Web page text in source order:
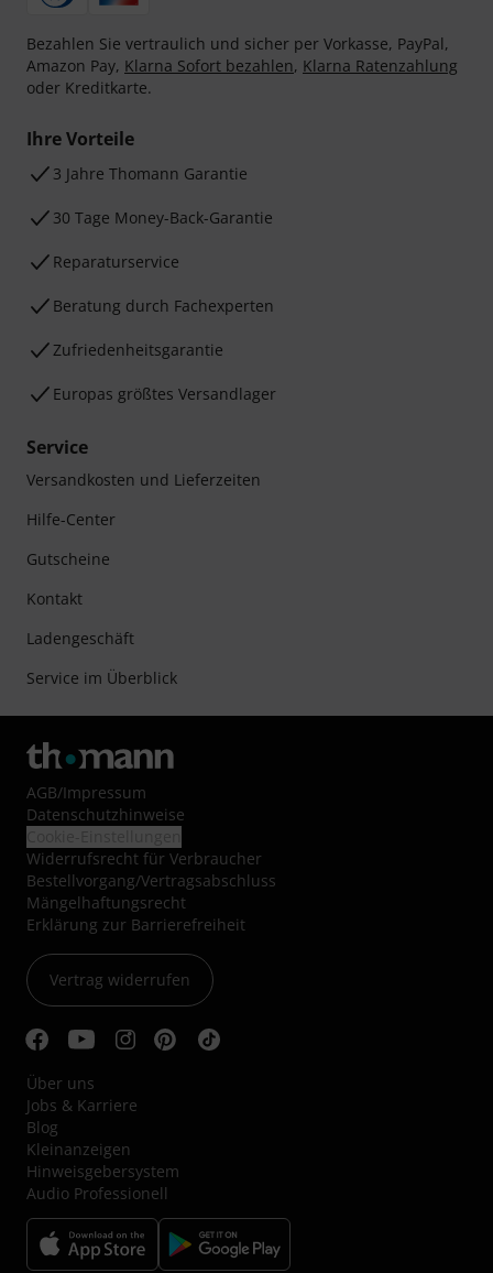
Bezahlen Sie vertraulich und sicher per Vorkasse, PayPal,
Amazon Pay, Klarna Sofort bezahlen, Klarna Ratenzahlung
oder Kreditkarte.
Ihre Vorteile
3 Jahre Thomann Garantie
30 Tage Money-Back-Garantie
Reparaturservice
Beratung durch Fachexperten
Zufriedenheitsgarantie
Europas größtes Versandlager
Service
Versandkosten und Lieferzeiten
Hilfe-Center
Gutscheine
Kontakt
Ladengeschäft
Service im Überblick
AGB/Impressum
Datenschutzhinweise
Widerrufsrecht für Verbraucher
Bestellvorgang/Vertragsabschluss
Mängelhaftungsrecht
Erklärung zur Barrierefreiheit
Vertrag widerrufen
Über uns
Jobs & Karriere
Blog
Kleinanzeigen
Hinweisgebersystem
Audio Professionell